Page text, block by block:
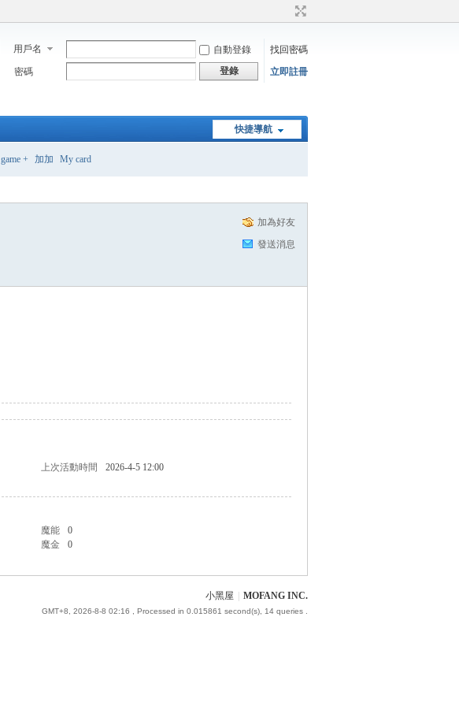
用戶名 自動登錄
找回密碼
密碼
登錄 立即註冊
快捷導航
game + 加加 My card
加為好友
發送消息
上次活動時間
2026-4-5 12:00
魔能
0
魔金 0
小黑屋 MOFANG INC.
GMT+8, 2026-8-8 02:16 , Processed in 0.015861 second(s), 14 queries .